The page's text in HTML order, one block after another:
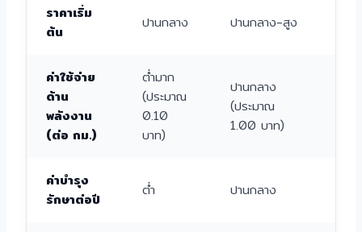
ราคาเริ่ม
ต้น
ปานกลาง ปานกลาง-สูง
ค่าใช้จ่าย
ด้าน
พลังงาน
(ต่อ กม.)
ต่ำมาก
(ประมาณ
0.10
บาท)
ปานกลาง
(ประมาณ
1.00 บาท)
ค่าบำรุง
รักษาต่อปี
ต่ำ ปานกลาง